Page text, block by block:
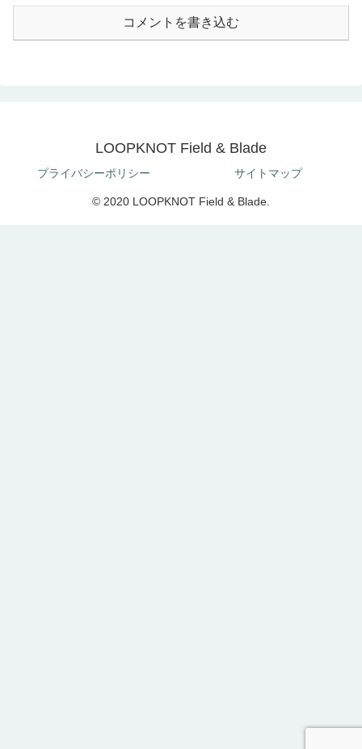
コメントを書き込む
LOOPKNOT Field & Blade
プライバシーポリシー サイトマップ
© 2020 LOOPKNOT Field & Blade.